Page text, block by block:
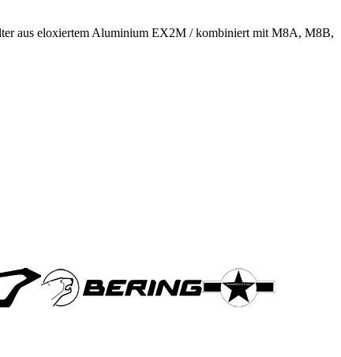
aus eloxiertem Aluminium EX2M / kombiniert mit M8A, M8B,